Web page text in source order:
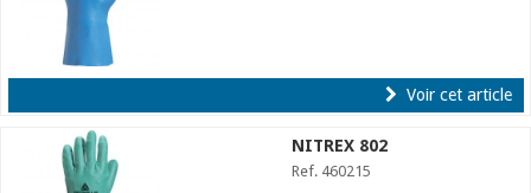
Voir cet article
NITREX 802
Ref. 460215